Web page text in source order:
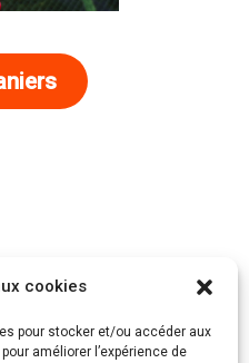
cookies
pour stocker et/ou accéder aux
améliorer l’expérience de